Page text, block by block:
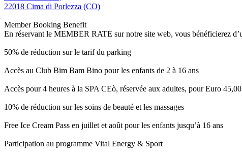
22018 Cima di Porlezza (CO)
Member Booking Benefit
En réservant le MEMBER RATE sur notre site web, vous bénéficierez
50% de réduction sur le tarif du parking
Accès au Club Bim Bam Bino pour les enfants de 2 à 16 ans
Accès pour 4 heures à la SPA CEò, réservée aux adultes, pour Euro
10% de réduction sur les soins de beauté et les massages
Free Ice Cream Pass en juillet et août pour les enfants jusqu’à 16 ans
Participation au programme Vital Energy & Sport